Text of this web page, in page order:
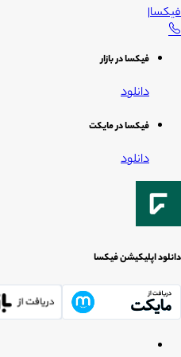
فیکسا|
فیکسا در بازار
دانلود
فیکسا در مایکت
دانلود
دانلود اپلیکیشن فیکسا